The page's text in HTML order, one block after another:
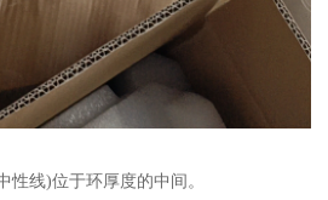
性线)位于环厚度的中间。